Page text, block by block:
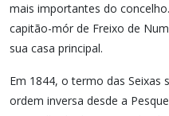
mais importantes do
capitão-mór de Freixo de
sua casa principal.
Em 1844, o termo das Seixas
ordem inversa desde a